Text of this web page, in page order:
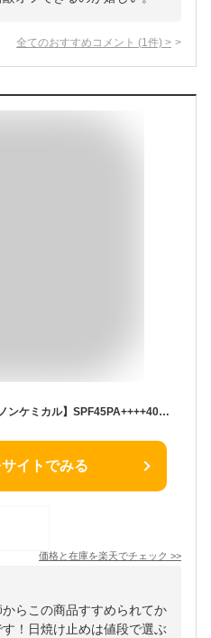
全てのおすすめコメント (1 件) >
資生堂2eドゥーエ日焼け止め【ノンケミカル】SPF45PA++++40g【日やけ止めノンケミカル・4987415973715】【リニューアルパッケージ！】
イトでみる
価格と在庫を楽天でチェック >>
らこの商品すすめられてか
！日焼け止めは値段で選ぶ